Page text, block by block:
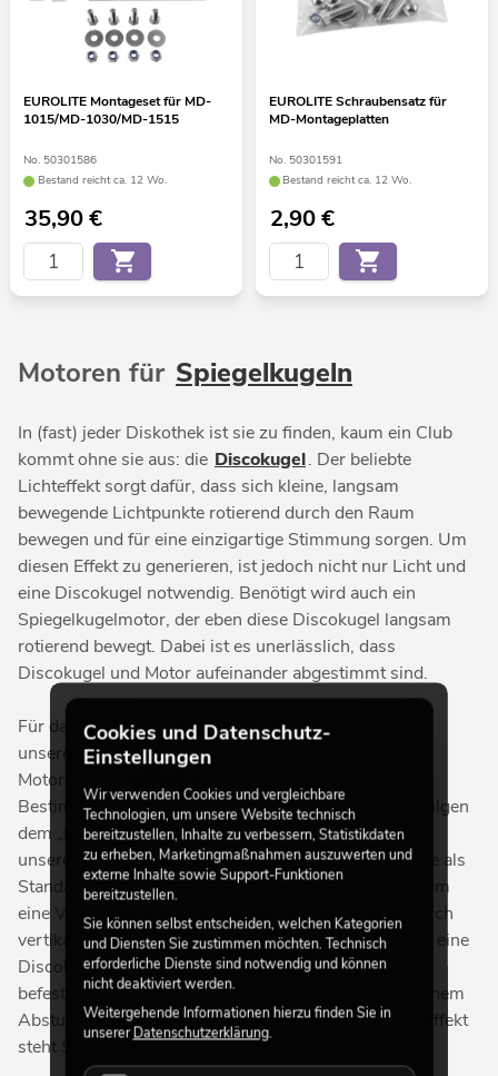
EUROLITE Montageset für MD-
1015/MD-1030/MD-1515
No. 50301586
Bestand reicht ca. 12 Wo.
35,90€
EUROLITE Schraubensatz für
MD-Montageplatten
No. 50301591
Bestand reicht ca. 12 Wo.
2,90€
Motoren für Spiegelkugeln
In (fast) jeder Diskothek ist sie zu finden, kaum ein Club
kommt ohne sie aus: die Discokugel. Der beliebte
Lichteffekt sorgt dafür, dass sich kleine, langsam
bewegende Lichtpunkte rotierend durch den Raum
bewegen und für eine einzigartige Stimmung sorgen. Um
diesen Effekt zu generieren, ist jedoch nicht nur Licht und
eine Discokugel notwendig. Benötigt wird auch ein
Spiegelkugelmotor, der eben diese Discokugel langsam
rotierend bewegt. Dabei ist es unerlässlich, dass
Discokugel und Motor aufeinander abgestimmt sind.
Für das Drehen Ihrer Discokugel finden Sie daher in
unserem Sortiment eine große Auswahl passender
Motoren von
Bestimmungen der BGV C1 (vormals VBG70) und folgen
dem „Patent zur Sicherung einer Achse“, welches in
unserem Haus entwickelt wurde und sich mittlerweile als
Standard in der Branche durchsetzte. Dabei geht es um
eine Vorkehrung, die ermöglicht, dass sich an einer sich
vertikal drehenden Achse unten eine Aufhängung für eine
Discokugel befindet. Dort ist auch ein Fangelement
befestigt, welches die Spiegelkugel im Ernstfall bei einem
Absturz absichert. Denn auch beim schönsten Lichteffekt
steht Sicherheit an erster Stelle.
Cookies und Datenschutz-
Einstellungen
Wir verwenden Cookies und vergleichbare
Technologien, um unsere Website technisch
bereitzustellen, Inhalte zu verbessern, Statistikdaten
zu erheben, Marketingmaßnahmen auszuwerten und
externe Inhalte sowie Support-Funktionen
bereitzustellen.
Sie können selbst entscheiden, welchen Kategorien
und Diensten Sie zustimmen möchten. Technisch
erforderliche Dienste sind notwendig und können
nicht deaktiviert werden.
Weitergehende Informationen hierzu finden Sie in
unsererDatenschutzerklärung.